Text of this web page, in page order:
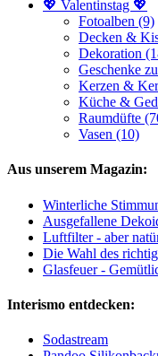
💖 Valentinstag 💖
Fotoalben (9)
Decken &
Dekoration
Geschenke
Kerzen &
Küche &
Raumdüfte
Vasen (10)
Aus unserem Magazin:
Winterliche
Ausgefallene
Luftfilter - aber
Die Wahl des
Glasfeuer -
Interismo entdecken:
Sodastream